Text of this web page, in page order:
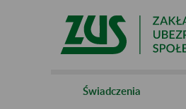
Świadczenia